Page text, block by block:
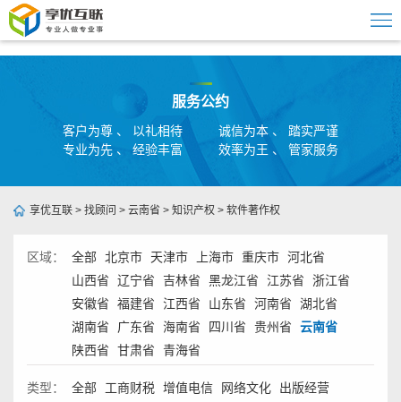
服务公约
客户为尊 、 以礼相待
诚信为本 、 踏实严谨
专业为先 、 经验丰富
效率为王 、 管家服务
享优互联 > 找顾问 > 云南省 > 知识产权 > 软件著作权
区域： 全部 北京市 天津市 上海市 重庆市 河北省
山西省
辽宁省 吉林省 黑龙江省 江苏省
浙江省
安徽省
福建省 江西省 山东省 河南省
湖北省
湖南省
广东省 海南省 四川省 贵州省
云南省
陕西省
甘肃省 青海省
类型： 全部 工商财税 增值电信 网络文化
出版经营